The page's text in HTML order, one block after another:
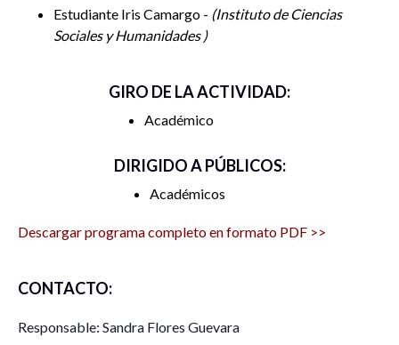
Estudiante Iris Camargo - Instituto de Ciencias
Sociales y Humanidades
GIRO DE LA ACTIVIDAD:
Académico
DIRIGIDO A PÚBLICOS:
Académicos
Descargar programa completo en formato PDF >>
CONTACTO:
Responsable: Sandra Flores Guevara